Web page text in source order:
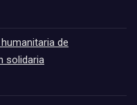
de
solidaria